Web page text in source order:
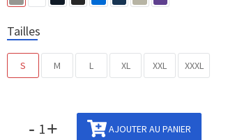
Tailles
S M L XL XXL XXXL
- + AJOUTER AU PANIER